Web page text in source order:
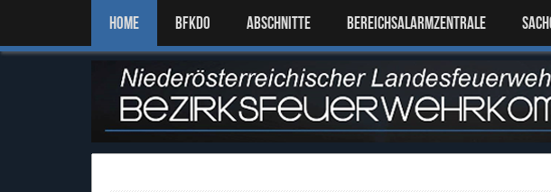
Home BFKDO ABSCHNITTE BEREICHSALARMZENTRALE